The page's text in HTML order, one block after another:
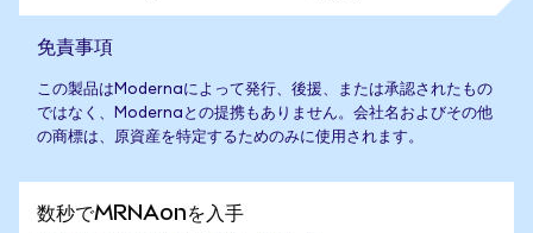
免責事項
この製品はModernaによって発行、後援、または承認されたもの
ではなく、Modernaとの提携もありません。会社名およびその他
の商標は、原資産を特定するためのみに使用されます。
数秒でMRNAonを入手